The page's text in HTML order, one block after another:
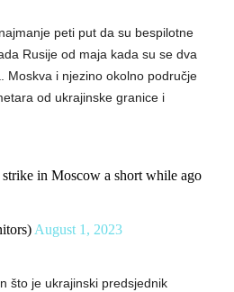
peti put da su bespilotne
Rusije od maja kada su se dva
Moskva i njezino okolno područje
od ukrajinske granice i
strike in Moscow a short while ago
August 1, 2023
što je ukrajinski predsjednik